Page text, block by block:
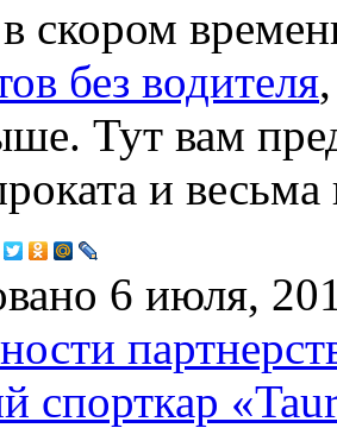
скором
без водителя
Тут вам
и
6 июля,
спорткар